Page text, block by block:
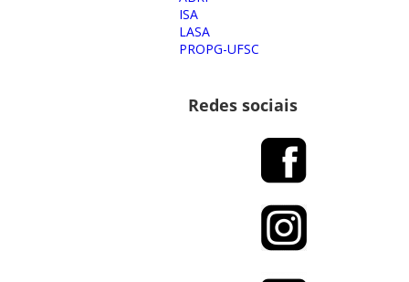
ISA
LASA
PROPG-UFSC
Redes sociais